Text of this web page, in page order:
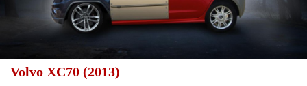
Volvo XC70 (2013)